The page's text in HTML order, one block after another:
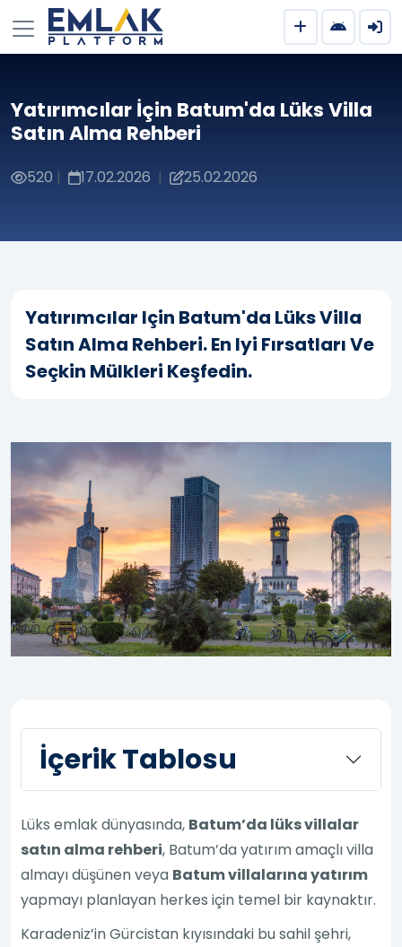
Yatırımcılar İçin Batum'da Lüks Villa
Satın Alma Rehberi
520 | 17.02.2026 | 25.02.2026
Yatırımcılar Için Batum'da Lüks Villa
Satın Alma Rehberi. En Iyi Fırsatları Ve
Seçkin Mülkleri Keşfedin.
İçerik Tablosu
Lüks emlak dünyasında, Batum’da lüks villalar
satın alma rehberi, Batum’da yatırım amaçlı villa
almayı düşünen veya Batum villalarına yatırım
yapmayı planlayan herkes için temel bir kaynaktır.
Karadeniz’in Gürcistan kıyısındaki bu sahil şehri,